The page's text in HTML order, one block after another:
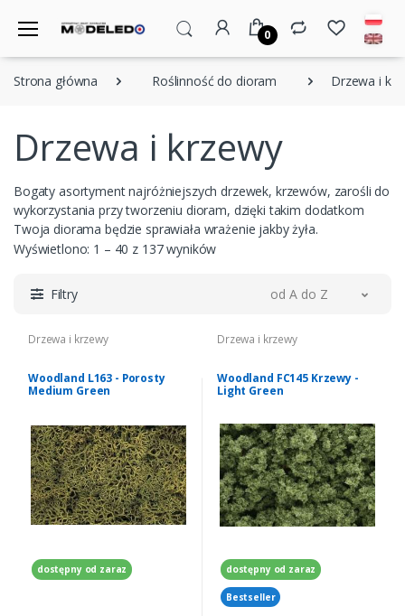
0
Strona główna Roślinność do dioram Drzewa i
Drzewa i krzewy
Bogaty asortyment najróżniejszych drzewek, krzewów, zarośli do
wykorzystania przy tworzeniu dioram, dzięki takim dodatkom
Twoja diorama będzie sprawiała wrażenie jakby żyła.
Wyświetlono: 1 – 40 z 137 wyników
Filtry od A do Z
Drzewa i krzewy
Woodland L163 - Porosty
Medium Green
dostępny od zaraz
Drzewa i krzewy
Woodland FC145 Krzewy -
Light Green
dostępny od zaraz
Bestseller